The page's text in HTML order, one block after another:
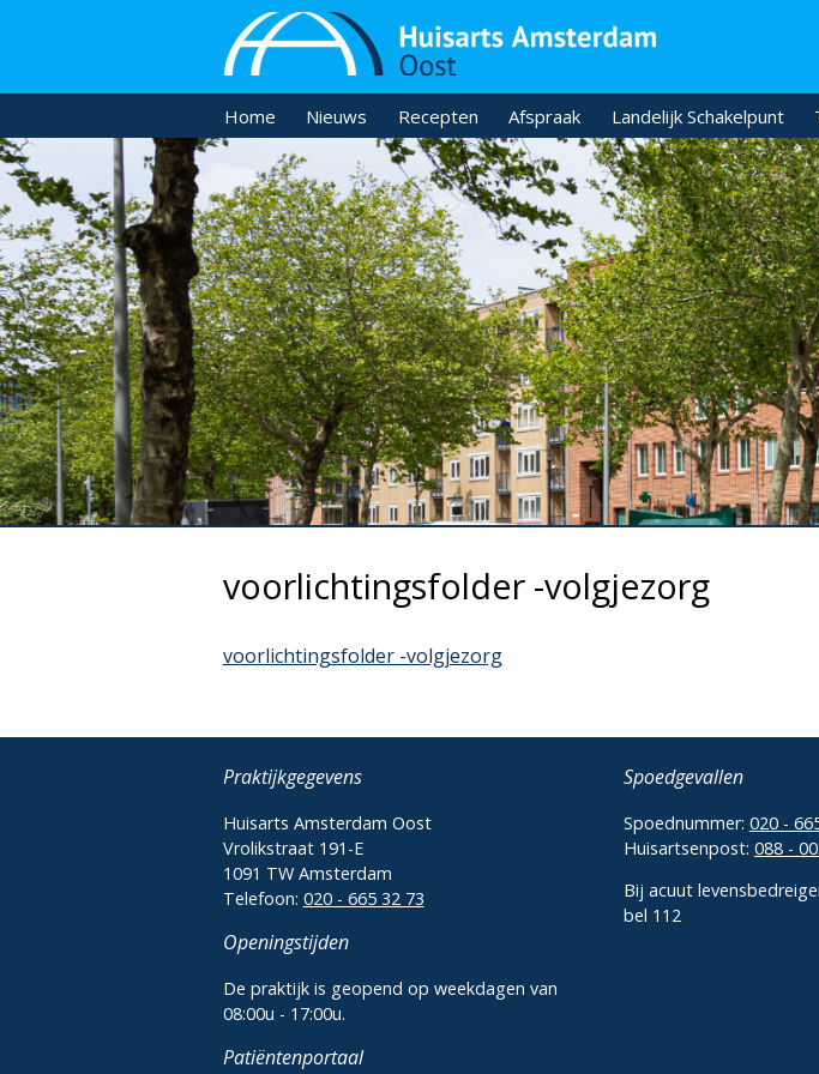
Home Nieuws Recepten Afspraak Landelijk Schakelpunt
voorlichtingsfolder -volgjezorg
voorlichtingsfolder -volgjezorg
Praktijkgegevens
Huisarts Amsterdam Oost
Vrolikstraat 191-E
1091 TW Amsterdam
Telefoon: 020 - 665 32 73
Openingstijden
De praktijk is geopend op weekdagen van
08:00u - 17:00u.
Patiëntenportaal
Spoedgevallen
Spoednummer: 020 -
Huisartsenpost: 088 -
Bij acuut
bel 112